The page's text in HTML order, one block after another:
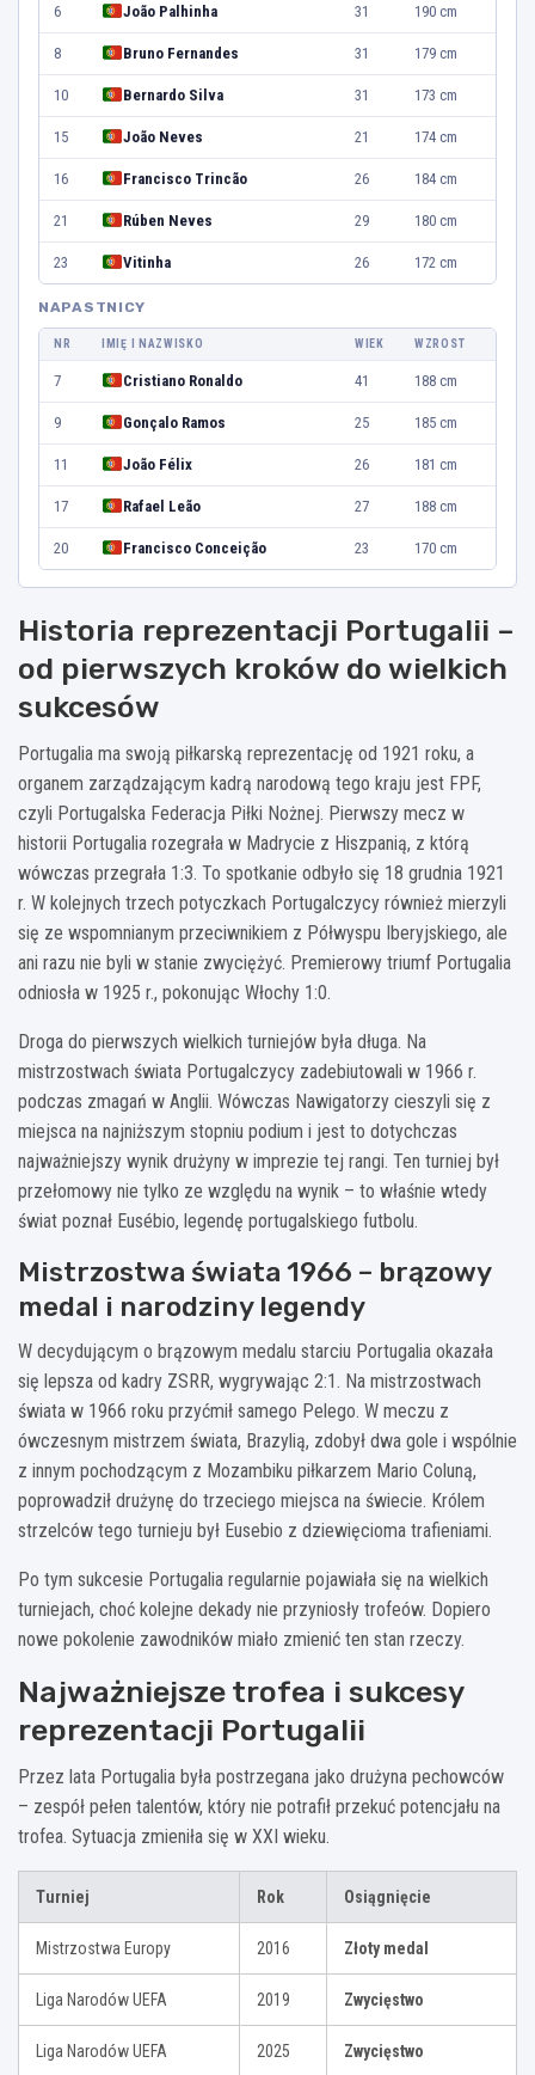
6 João Palhinha 31 190 cm
8 Bruno Fernandes 31 179 cm
10 Bernardo Silva 31 173 cm
15 João Neves 21 174 cm
16 Francisco Trincão 26 184 cm
21 Rúben Neves 29 180 cm
23 Vitinha 26 172 cm
NAPASTNICY
NR IMIĘ I NAZWISKO WIEK WZROST
7 Cristiano Ronaldo 41 188 cm
9 Gonçalo Ramos 25 185 cm
11 João Félix 26 181 cm
17 Rafael Leão 27 188 cm
20 Francisco Conceição 23 170 cm
Historia reprezentacji Portugalii –
od pierwszych kroków do wielkich
sukcesów
Portugalia ma swoją piłkarską reprezentację od 1921 roku, a
organem zarządzającym kadrą narodową tego kraju jest FPF,
czyli Portugalska Federacja Piłki Nożnej. Pierwszy mecz w
historii Portugalia rozegrała w Madrycie z Hiszpanią, z którą
wówczas przegrała 1:3. To spotkanie odbyło się 18 grudnia 1921
r. W kolejnych trzech potyczkach Portugalczycy również mierzyli
się ze wspomnianym przeciwnikiem z Półwyspu Iberyjskiego, ale
ani razu nie byli w stanie zwyciężyć. Premierowy triumf Portugalia
odniosła w 1925 r., pokonując Włochy 1:0.
Droga do pierwszych wielkich turniejów była długa. Na
mistrzostwach świata Portugalczycy zadebiutowali w 1966 r.
podczas zmagań w Anglii. Wówczas Nawigatorzy cieszyli się z
miejsca na najniższym stopniu podium i jest to dotychczas
najważniejszy wynik drużyny w imprezie tej rangi. Ten turniej był
przełomowy nie tylko ze względu na wynik – to właśnie wtedy
świat poznał Eusébio, legendę portugalskiego futbolu.
Mistrzostwa świata 1966 – brązowy
medal i narodziny legendy
W decydującym o brązowym medalu starciu Portugalia okazała
się lepsza od kadry ZSRR, wygrywając 2:1. Na mistrzostwach
świata w 1966 roku przyćmił samego Pelego. W meczu z
ówczesnym mistrzem świata, Brazylią, zdobył dwa gole i wspólnie
z innym pochodzącym z Mozambiku piłkarzem Mario Coluną,
poprowadził drużynę do trzeciego miejsca na świecie. Królem
strzelców tego turnieju był Eusebio z dziewięcioma trafieniami.
Po tym sukcesie Portugalia regularnie pojawiała się na wielkich
turniejach, choć kolejne dekady nie przyniosły trofeów. Dopiero
nowe pokolenie zawodników miało zmienić ten stan rzeczy.
Najważniejsze trofea i sukcesy
reprezentacji Portugalii
Przez lata Portugalia była postrzegana jako drużyna pechowców
– zespół pełen talentów, który nie potrafił przekuć potencjału na
trofea. Sytuacja zmieniła się w XXI wieku.
Turniej Rok Osiągnięcie
Mistrzostwa Europy 2016 Złoty medal
Liga Narodów UEFA 2019 Zwycięstwo
Liga Narodów UEFA 2025 Zwycięstwo